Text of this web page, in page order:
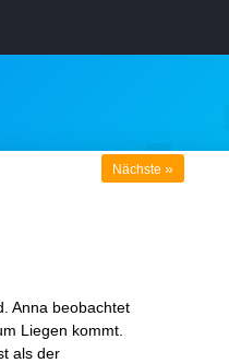
Nächste »
Anna beobachtet
Liegen kommt.
als der